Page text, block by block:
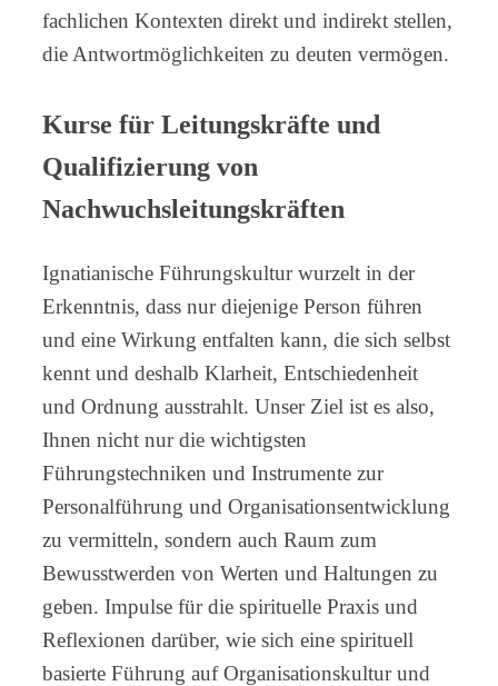
fachlichen Kontexten direkt und indirekt stellen,
die Antwortmöglichkeiten zu deuten vermögen.
Kurse für Leitungskräfte und
Qualifizierung von
Nachwuchsleitungskräften
Ignatianische Führungskultur wurzelt in der
Erkenntnis, dass nur diejenige Person führen
und eine Wirkung entfalten kann, die sich selbst
kennt und deshalb Klarheit, Entschiedenheit
und Ordnung ausstrahlt. Unser Ziel ist es also,
Ihnen nicht nur die wichtigsten
Führungstechniken und Instrumente zur
Personalführung und Organisationsentwicklung
zu vermitteln, sondern auch Raum zum
Bewusstwerden von Werten und Haltungen zu
geben. Impulse für die spirituelle Praxis und
Reflexionen darüber, wie sich eine spirituell
basierte Führung auf Organisationskultur und